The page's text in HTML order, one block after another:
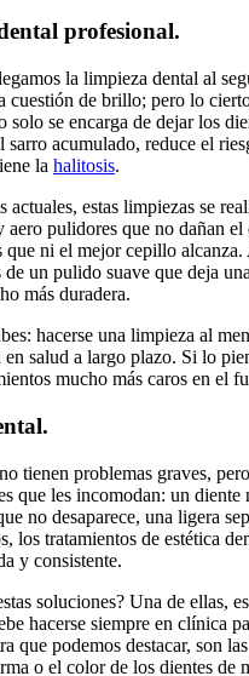
profesional.
la limpieza dental al
cuestión de brillo; pero lo
solo se encarga de dejar los
sarro acumulado, reduce el
la halitosis.
actuales, estas limpiezas se
aero pulidores que no dañan el
que ni el mejor cepillo
de un pulido suave que deja
más duradera.
hacerse una limpieza al
salud a largo plazo. Si lo
mucho más caros en el
tienen problemas graves,
que les incomodan: un diente
no desaparece, una ligera
los tratamientos de estética
y consistente.
soluciones? Una de ellas,
hacerse siempre en clínica
que podemos destacar, son
o el color de los dientes de